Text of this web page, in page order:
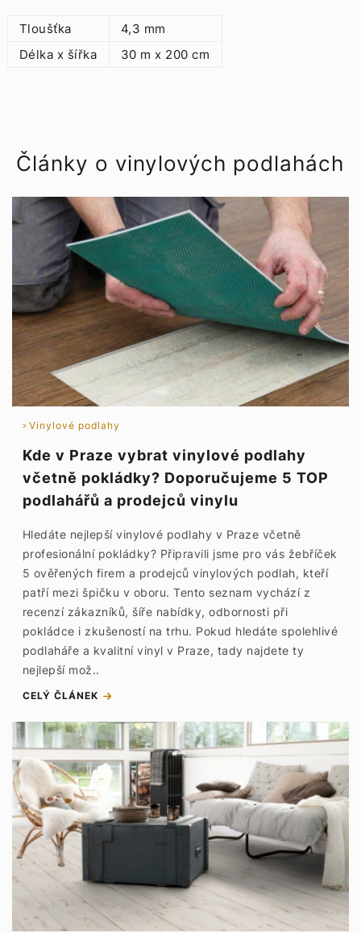
Tloušťka
4,3 mm
Délka x šířka
30 m x 200 cm
Články o vinylových podlahách
Vinylové podlahy
Kde v Praze vybrat vinylové podlahy
včetně pokládky? Doporučujeme 5 TOP
podlahářů a prodejců vinylu
Hledáte nejlepší vinylové podlahy v Praze včetně
profesionální pokládky? Připravili jsme pro vás žebříček
5 ověřených firem a prodejců vinylových podlah, kteří
patří mezi špičku v oboru. Tento seznam vychází z
recenzí zákazníků, šíře nabídky, odbornosti při
pokládce i zkušeností na trhu. Pokud hledáte spolehlivé
podlaháře a kvalitní vinyl v Praze, tady najdete ty
nejlepší mož..
CELÝ ČLÁNEK